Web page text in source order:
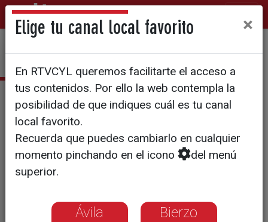
María Ramos
Elige tu canal local favorito ×
En RTVCYL queremos facilitarte el acceso a
tus contenidos. Por ello la web contempla la
posibilidad de que indiques cuál es tu canal
local favorito.
Recuerda que puedes cambiarlo en cualquier
momento pinchando en el icono
del menú
superior.
Ávila Bierzo